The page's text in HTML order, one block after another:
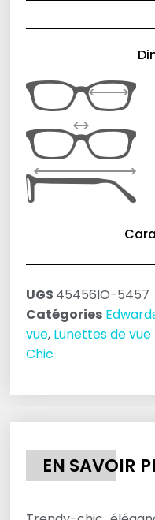
UGS 45456IO-5457
Catégories
vue, Lunettes de
Chic
EN SAVOIR